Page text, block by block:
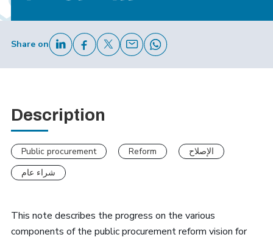
Share on
Description
Public procurement Reform
الإصلاح
شراء عام
This note describes the progress on the various
components of the public procurement reform vision for